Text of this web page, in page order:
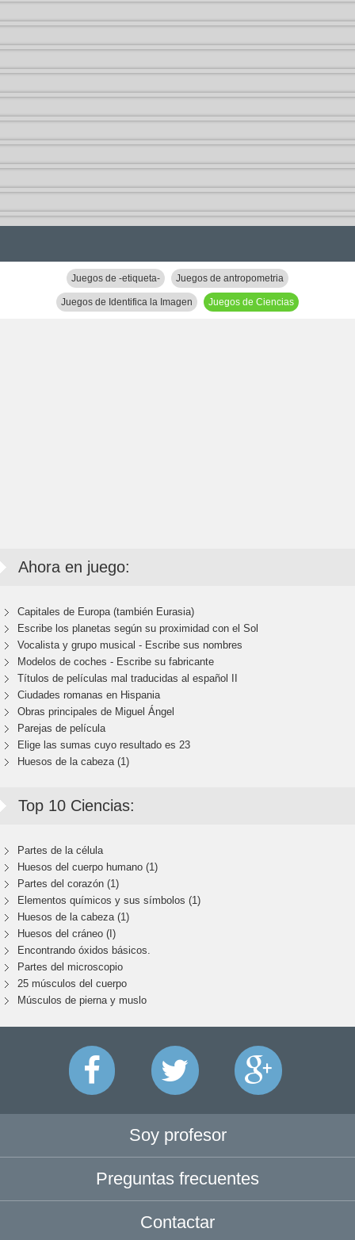
Juegos de -etiqueta- Juegos de antropometria
Juegos de Identifica la Imagen Juegos de Ciencias
Ahora en juego:
Capitales de Europa (también Eurasia)
Escribe los planetas según su proximidad con el Sol
Vocalista y grupo musical - Escribe sus nombres
Modelos de coches - Escribe su fabricante
Títulos de películas mal traducidas al español II
Ciudades romanas en Hispania
Obras principales de Miguel Ángel
Parejas de película
Elige las sumas cuyo resultado es 23
Huesos de la cabeza (1)
Top 10 Ciencias:
Partes de la célula
Huesos del cuerpo humano (1)
Partes del corazón (1)
Elementos químicos y sus símbolos (1)
Huesos de la cabeza (1)
Huesos del cráneo (I)
Encontrando óxidos básicos.
Partes del microscopio
25 músculos del cuerpo
Músculos de pierna y muslo
Soy profesor
Preguntas frecuentes
Contactar